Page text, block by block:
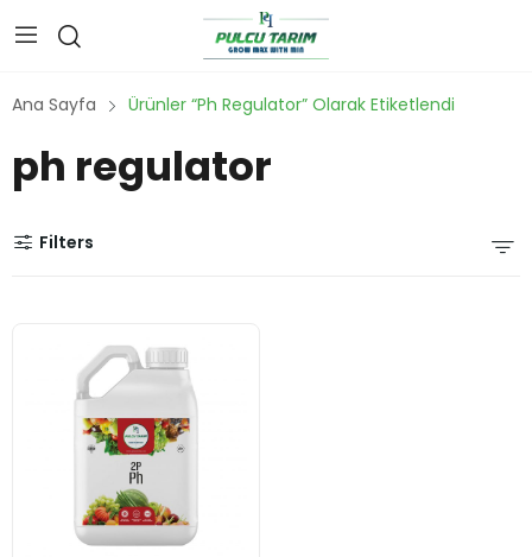
Ana Sayfa Ürünler “ph Regulator” Olarak Etiketlendi
ph regulator
Filters